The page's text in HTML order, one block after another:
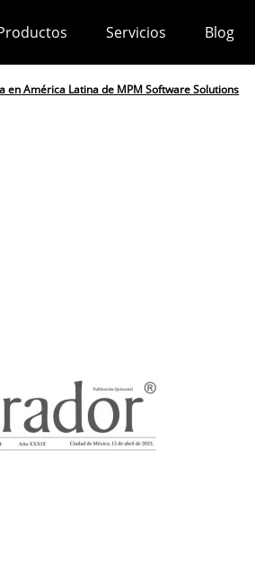
Productos Servicios Blog
en América Latina de MPM Software Solutions